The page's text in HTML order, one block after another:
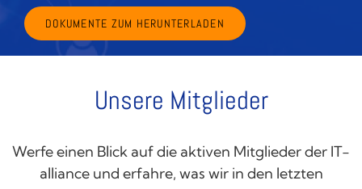
DOKUMENTE ZUM HERUNTERLADEN
Unsere Mitglieder
Werfe einen Blick auf die aktiven Mitglieder der IT-
alliance und erfahre, was wir in den letzten